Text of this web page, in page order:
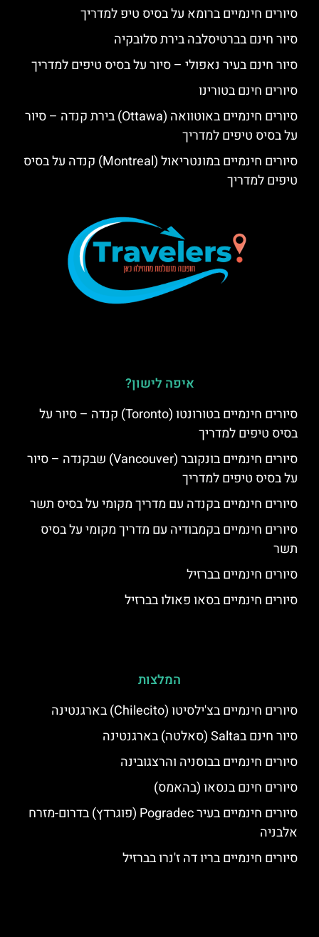
סיורים חינמיים ברומא על בסיס טיפ למדריך
סיור חינם בברטיסלבה בירת סלובקיה
סיור חינם בעיר נאפולי – סיור על בסיס טיפים למדריך
סיורים חינם בטורינו
סיורים חינמיים באוטוואה (Ottawa) בירת קנדה – סיור
על בסיס טיפים למדריך
סיורים חינמיים במונטריאול (Montreal) קנדה על בסיס
טיפים למדריך
איפה לישון?
סיורים חינמיים בטורונטו (Toronto) קנדה – סיור על
בסיס טיפים למדריך
סיורים חינמיים בונקובר (Vancouver) שבקנדה – סיור
על בסיס טיפים למדריך
סיורים חינמיים בקנדה עם מדריך מקומי על בסיס תשר
סיורים חינמיים בקמבודיה עם מדריך מקומי על בסיס
תשר
סיורים חינמיים בברזיל
סיורים חינמיים בסאו פאולו בברזיל
המלצות
סיורים חינמיים בצ'ילסיטו (Chilecito) בארגנטינה
סיור חינם בSalta (סאלטה) בארגנטינה
סיורים חינמיים בבוסניה והרצגובינה
סיורים חינם בנסאו (בהאמס)
סיורים חינמיים בעיר Pogradec (פוגרדץ) בדרום-מזרח
אלבניה
סיורים חינמיים בריו דה ז'נרו בברזיל